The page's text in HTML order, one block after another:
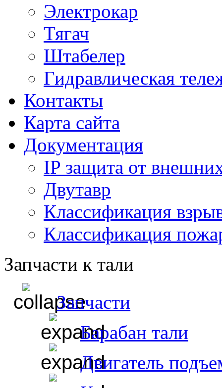
Электрокар
Тягач
Штабелер
Гидравлическая
Контакты
Карта сайта
Документация
IP защита от
Двутавр
Классификация
Классификация
Запчасти к тали
Запчасти
Барабан тали
Двигатель